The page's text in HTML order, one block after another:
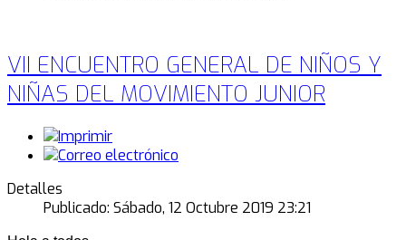
VII ENCUENTRO GENERAL DE NIÑOS Y
NIÑAS DEL MOVIMIENTO JUNIOR
Detalles
Publicado: Sábado, 12 Octubre 2019 23:21